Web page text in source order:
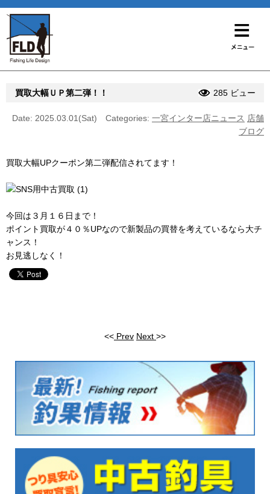
買取大幅ＵＰ第二弾！！ 285 ビュー
Date: 2025.03.01(Sat) Categories: 一宮インター店ニュース 店舗
ブログ
買取大幅UPクーポン第二弾配信されてます！
今回は３月１６日まで！
ポイント買取が４０％UPなので新製品の買替を考えているなら大チ
ャンス！
お見逃しなく！
<< Prev Next >>